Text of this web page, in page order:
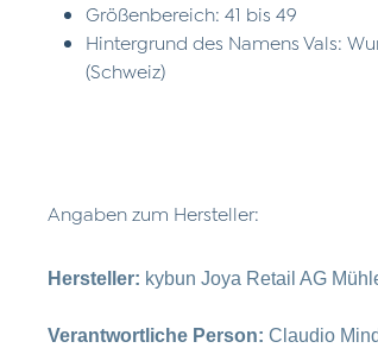
Größenbereich: 41 bis 49
Hintergrund des Namens Vals:
(Schweiz)
Angaben zum Hersteller:
Hersteller: kybun Joya Retail AG
Verantwortliche Person: Claudio